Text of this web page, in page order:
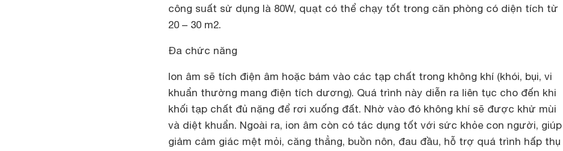
công suất sử dụng là 80W, quạt có thể chạy tốt trong căn phòng có diện tích từ
20 – 30 m2.
Đa chức năng
Ion âm sẽ tích điện âm hoặc bám vào các tạp chất trong không khí (khói, bụi, vi
khuẩn thường mang điện tích dương). Quá trình này diễn ra liên tục cho đến khi
khối tạp chất đủ nặng để rơi xuống đất. Nhờ vào đó không khí sẽ được khử mùi
và diệt khuẩn. Ngoài ra, ion âm còn có tác dụng tốt với sức khỏe con người, giúp
giảm cảm giác mệt mỏi, căng thẳng, buồn nôn, đau đầu, hỗ trợ quá trình hấp thụ